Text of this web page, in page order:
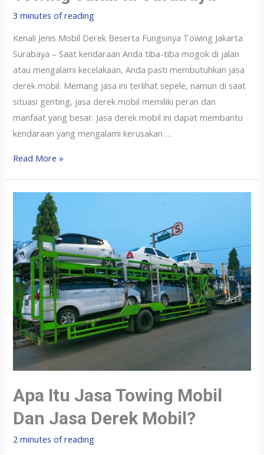
3 minutes of reading
Kenali Jenis Mobil Derek Beserta Fungsinya Towing Jakarta
Surabaya – Saat kendaraan Anda tiba-tiba mogok di jalan
atau mengalami kecelakaan, Anda pasti membutuhkan jasa
derek mobil. Memang jasa ini terlihat sepele, namun di saat
situasi genting, jasa derek mobil memiliki peran dan
manfaat yang besar. Jasa derek mobil ini dapat membantu
kendaraan yang mengalami kerusakan …
Read More »
Apa Itu Jasa Towing Mobil
Dan Jasa Derek Mobil?
2 minutes of reading